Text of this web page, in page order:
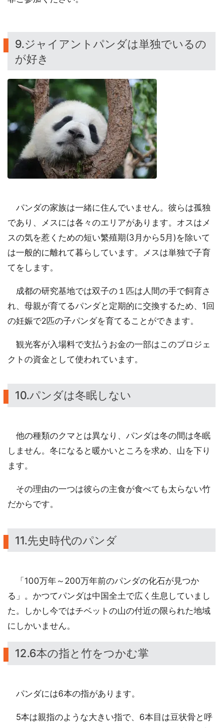
9.ジャイアントパンダは単独でいるの
が好き
パンダの家族は一緒に住んでいません。彼らは孤独
であり、メスには各々のエリアがあります。オスはメ
スの気を惹くための短い繁殖期(3月から5月)を除いて
は一般的に離れて暮らしています。メスは単独で子育
てをします。
成都の研究基地では双子の１匹は人間の手で飼育さ
れ、母親が育てるパンダと定期的に交換するため、1回
の妊娠で2匹の子パンダを育てることができます。
観光客が入場料で支払うお金の一部はこのプロジェ
クトの資金として使われています。
10.パンダは冬眠しない
他の種類のクマとは異なり、パンダは冬の間は冬眠
しません。冬になると暖かいところを求め、山を下り
ます。
その理由の一つは彼らの主食が食べても太らない竹
だからです。
11.先史時代のパンダ
「100万年～200万年前のパンダの化石が見つか
る」。かつてパンダは中国全土で広く生息していまし
た。しかし今ではチベットの山の付近の限られた地域
にしかいません。
12.6本の指と竹をつかむ掌
パンダには6本の指があります。
5本は親指のような大きい指で、6本目は豆状骨と呼